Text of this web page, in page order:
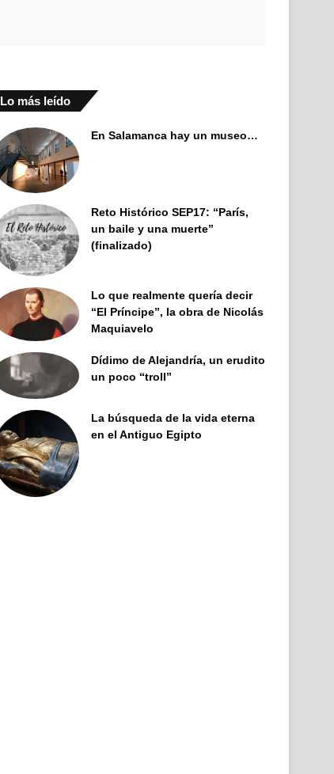
Lo más leído
En Salamanca hay un museo…
Reto Histórico SEP17: “París,
un baile y una muerte”
(finalizado)
Lo que realmente quería decir
“El Príncipe”, la obra de Nicolás
Maquiavelo
Dídimo de Alejandría, un erudito
un poco “troll”
La búsqueda de la vida eterna
en el Antiguo Egipto